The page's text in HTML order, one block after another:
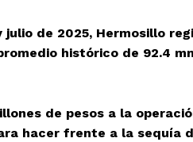
julio de 2025, Hermosillo
histórico de 92.4
de pesos a la
hacer frente a la sequía